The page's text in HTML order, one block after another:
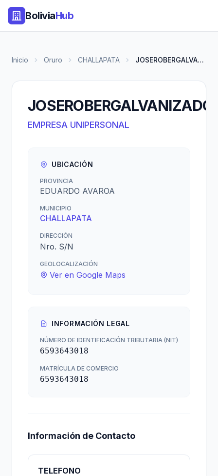
BoliviaHub
Inicio Oruro CHALLAPATA JOSEROBERGALVANIZADO
JOSEROBERGALVANIZADO
EMPRESA UNIPERSONAL
UBICACIÓN
PROVINCIA
EDUARDO AVAROA
MUNICIPIO
CHALLAPATA
DIRECCIÓN
Nro. S/N
GEOLOCALIZACIÓN
Ver en Google Maps
INFORMACIÓN LEGAL
NÚMERO DE IDENTIFICACIÓN TRIBUTARIA (NIT)
6593643018
MATRÍCULA DE COMERCIO
6593643018
Información de Contacto
TELEFONO